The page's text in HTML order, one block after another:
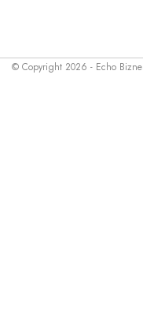
© Copyright 2026 - Echo